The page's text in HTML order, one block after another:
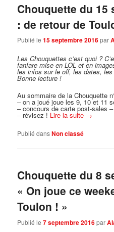
Chouquette du 15
: de retour de
Publié le15 septembre 2016par
Les Chouquettes c’est quoi ?
fanfare mise en LOL et en
les infos sur le off, les dates,
Bonne lecture !
Au sommaire de la Chouquette
– on a joué joue les 9, 10 et 11
– concours de carte post-sales
– révisez ! Lire la suite →
Publié dansNon classé
Chouquette du 8
« On joue ce
Toulon ! »
Publié le7 septembre 2016par